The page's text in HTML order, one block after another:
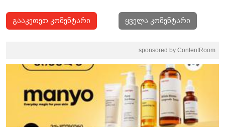
გააკეთეთ კომენტარი ყველა კომენტარი
sponsored by ContentRoom